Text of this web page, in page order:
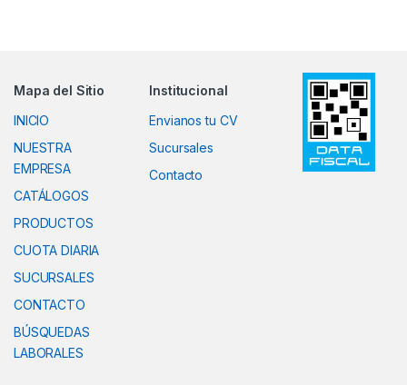
Mapa del Sitio
INICIO
NUESTRA
EMPRESA
CATÁLOGOS
PRODUCTOS
CUOTA DIARIA
SUCURSALES
CONTACTO
BÚSQUEDAS
LABORALES
Institucional
Envianos tu CV
Sucursales
Contacto